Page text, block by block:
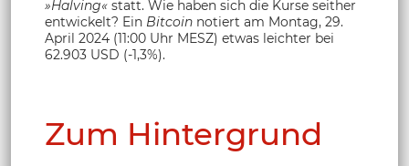
»Halving« statt. Wie haben sich die Kurse seither
entwickelt? Ein Bitcoin notiert am Montag, 29.
April 2024 (11:00 Uhr MESZ) etwas leichter bei
62.903 USD (-1,3%).
Zum Hintergrund